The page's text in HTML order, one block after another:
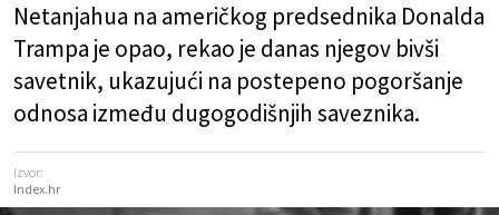
Netanjahua na američkog predsednika Donalda
Trampa je opao, rekao je danas njegov bivši
savetnik, ukazujući na postepeno pogoršanje
odnosa između dugogodišnjih saveznika.
Izvor:
Index.hr